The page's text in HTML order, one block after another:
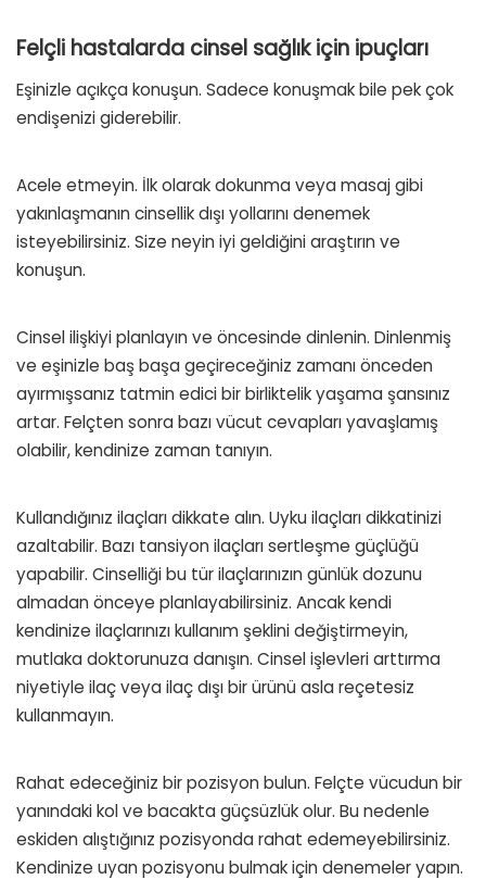
Felçli hastalarda cinsel sağlık için ipuçları
Eşinizle açıkça konuşun. Sadece konuşmak bile pek çok
endişenizi giderebilir.
Acele etmeyin. İlk olarak dokunma veya masaj gibi
yakınlaşmanın cinsellik dışı yollarını denemek
isteyebilirsiniz. Size neyin iyi geldiğini araştırın ve
konuşun.
Cinsel ilişkiyi planlayın ve öncesinde dinlenin. Dinlenmiş
ve eşinizle baş başa geçireceğiniz zamanı önceden
ayırmışsanız tatmin edici bir birliktelik yaşama şansınız
artar. Felçten sonra bazı vücut cevapları yavaşlamış
olabilir, kendinize zaman tanıyın.
Kullandığınız ilaçları dikkate alın. Uyku ilaçları dikkatinizi
azaltabilir. Bazı tansiyon ilaçları sertleşme güçlüğü
yapabilir. Cinselliği bu tür ilaçlarınızın günlük dozunu
almadan önceye planlayabilirsiniz. Ancak kendi
kendinize ilaçlarınızı kullanım şeklini değiştirmeyin,
mutlaka doktorunuza danışın. Cinsel işlevleri arttırma
niyetiyle ilaç veya ilaç dışı bir ürünü asla reçetesiz
kullanmayın.
Rahat edeceğiniz bir pozisyon bulun. Felçte vücudun bir
yanındaki kol ve bacakta güçsüzlük olur. Bu nedenle
eskiden alıştığınız pozisyonda rahat edemeyebilirsiniz.
Kendinize uyan pozisyonu bulmak için denemeler yapın.